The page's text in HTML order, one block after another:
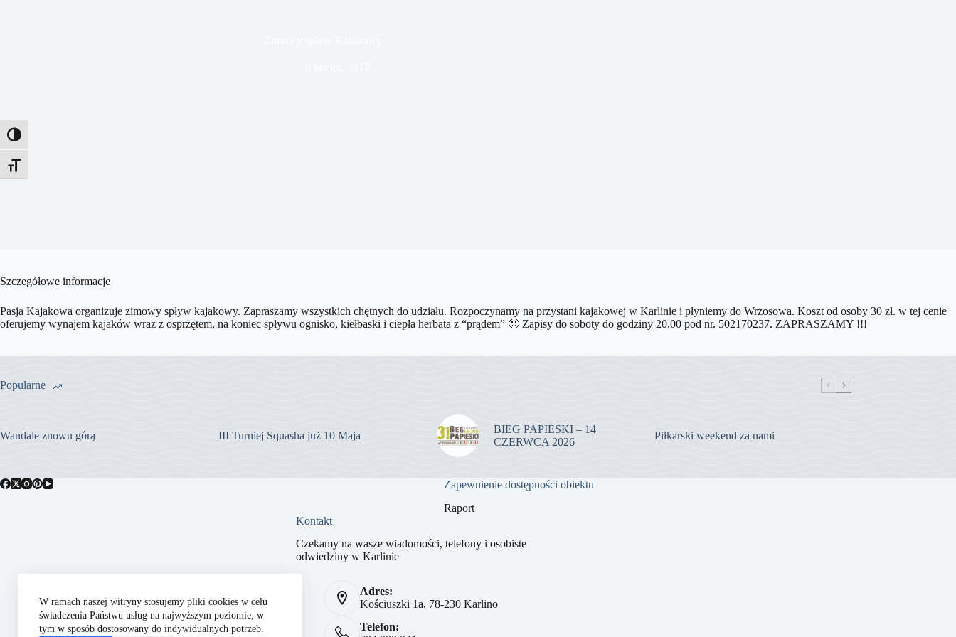
Toggle High Contrast
Toggle Font size
W ramach naszej witryny stosujemy pliki cookies w celu
świadczenia Państwu usług na najwyższym poziomie, w
tym w sposób dostosowany do indywidualnych potrzeb.
Szczegółowe informacje
Pasja Kajakowa organizuje zimowy spływ kajakowy. Zapraszamy wszystkich chętnych do udziału. Rozpoczynamy na przystani kajakowej w Karlinie i płyniemy do Wrzosowa. Koszt od osoby 30 zł. w tej cenie
oferujemy wynajem kajaków wraz z osprzętem, na koniec spływu ognisko, kiełbaski i ciepła herbata z “prądem” 🙂 Zapisy do soboty do godziny 20.00 pod nr. 502170237. ZAPRASZAMY !!!
Popularne
Wandale znowu górą III Turniej Squasha już 10 Maja
BIEG PAPIESKI – 14
CZERWCA 2026
Piłkarski weekend za nami
Zapewnienie dostępności obiektu
Raport
Kontakt
Czekamy na wasze wiadomości, telefony i osobiste
odwiedziny w Karlinie
Adres:
Kościuszki 1a, 78-230 Karlino
Telefon: